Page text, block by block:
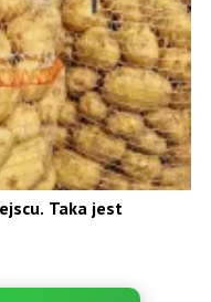
Taka jest